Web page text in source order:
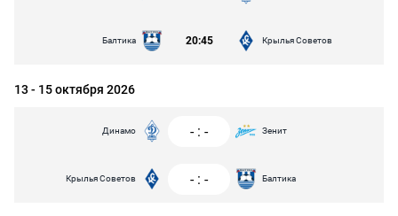
Балтика 20:45 Крылья Советов
13 - 15 октября 2026
Динамо -: - Зенит
Крылья Советов -: - Балтика